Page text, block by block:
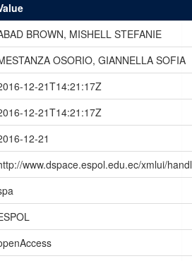
BROWN, MISHELL STEFANIE
OSORIO, GIANNELLA SOFIA
12-21T14:21:17Z
12-21T14:21:17Z
12-21
www.dspace.espol.edu.ec/xmlui/